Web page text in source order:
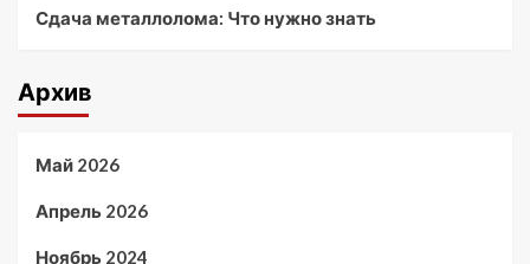
Сдача металлолома: Что нужно знать
Архив
Май 2026
Апрель 2026
Ноябрь 2024